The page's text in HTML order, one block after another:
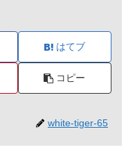
はてブ
コピー
white-tiger-65